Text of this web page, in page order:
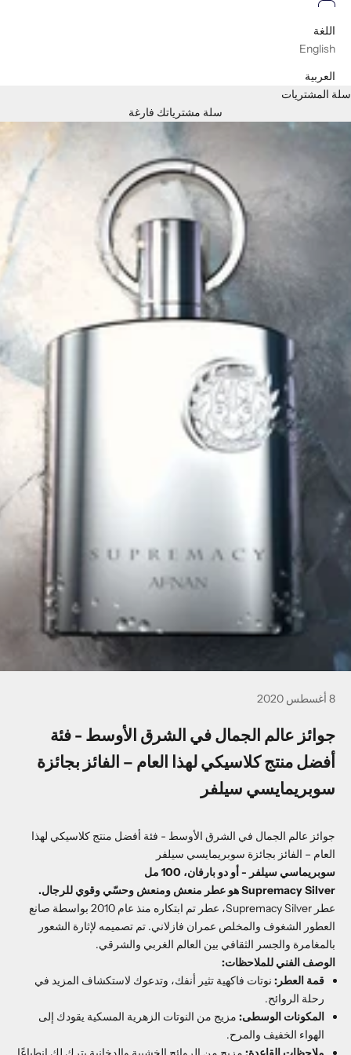
اللغة
English
العربية
سلة المشتريات
سلة مشترياتك فارغة
8 أغسطس 2020
جوائز عالم الجمال في الشرق الأوسط - فئة
أفضل منتج كلاسيكي لهذا العام – الفائز بجائزة
سوبريمايسي سيلفر
جوائز عالم الجمال في الشرق الأوسط - فئة أفضل منتج كلاسيكي لهذا
العام – الفائز بجائزة سوبريمايسي سيلفر
سوبريماسي سيلفر - أو دو بارفان، 100 مل
Supremacy Silver هو عطر منعش ومنعش وحسّي وقوي للرجال.
عطر Supremacy Silver، عطر تم ابتكاره منذ عام 2010 بواسطة صانع
العطور الشغوف والمخلص عمران فازلاني. تم تصميمه لإثارة الشعور
بالمغامرة والجسر الثقافي بين العالم الغربي والشرقي.
الوصف الفني للملاحظات:
قمة العطر: نوتات فاكهية تثير أنفك، وتدعوك لاستكشاف المزيد في
رحلة الروائح.
المكونات الوسطى: مزيج من النوتات الزهرية المسكية يقودك إلى
الهواء الخفيف والمرح.